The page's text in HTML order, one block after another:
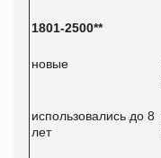
1801-2500**
новые
использовались до 8
лет